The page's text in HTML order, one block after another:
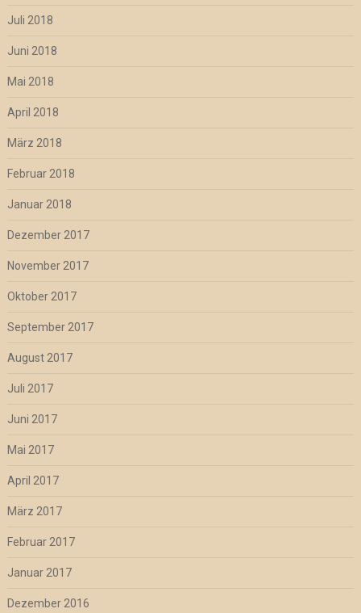
Juli 2018
Juni 2018
Mai 2018
April 2018
März 2018
Februar 2018
Januar 2018
Dezember 2017
November 2017
Oktober 2017
September 2017
August 2017
Juli 2017
Juni 2017
Mai 2017
April 2017
März 2017
Februar 2017
Januar 2017
Dezember 2016